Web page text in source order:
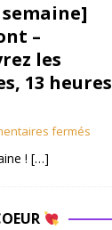
–
les
13 heures
fermés
! […]